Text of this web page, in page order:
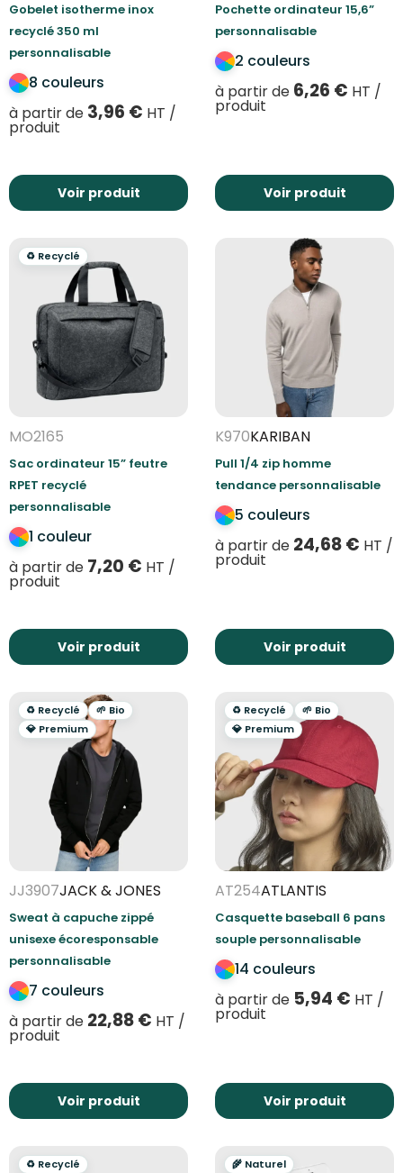
Gobelet isotherme inox
recyclé 350 ml
personnalisable
8 couleurs
à partir de 3,96 € HT /
produit
Voir produit
Pochette ordinateur 15,6”
personnalisable
2 couleurs
à partir de 6,26 € HT /
produit
Voir produit
♻️ Recyclé
MO2165
Sac ordinateur 15” feutre
RPET recyclé
personnalisable
1 couleur
à partir de 7,20 € HT /
produit
Voir produit
K970KARIBAN
Pull 1/4 zip homme
tendance personnalisable
5 couleurs
à partir de 24,68€ HT /
produit
Voir produit
♻️ Recyclé
🌱 Bio
💎 Premium
JJ3907JACK & JONES
Sweat à capuche zippé
unisexe écoresponsable
personnalisable
7 couleurs
à partir de 22,88€ HT /
produit
Voir produit
♻️ Recyclé
🌱 Bio
💎 Premium
AT254ATLANTIS
Casquette baseball 6 pans
souple personnalisable
14 couleurs
à partir de 5,94 € HT /
produit
Voir produit
♻️ Recyclé 🌾 Naturel